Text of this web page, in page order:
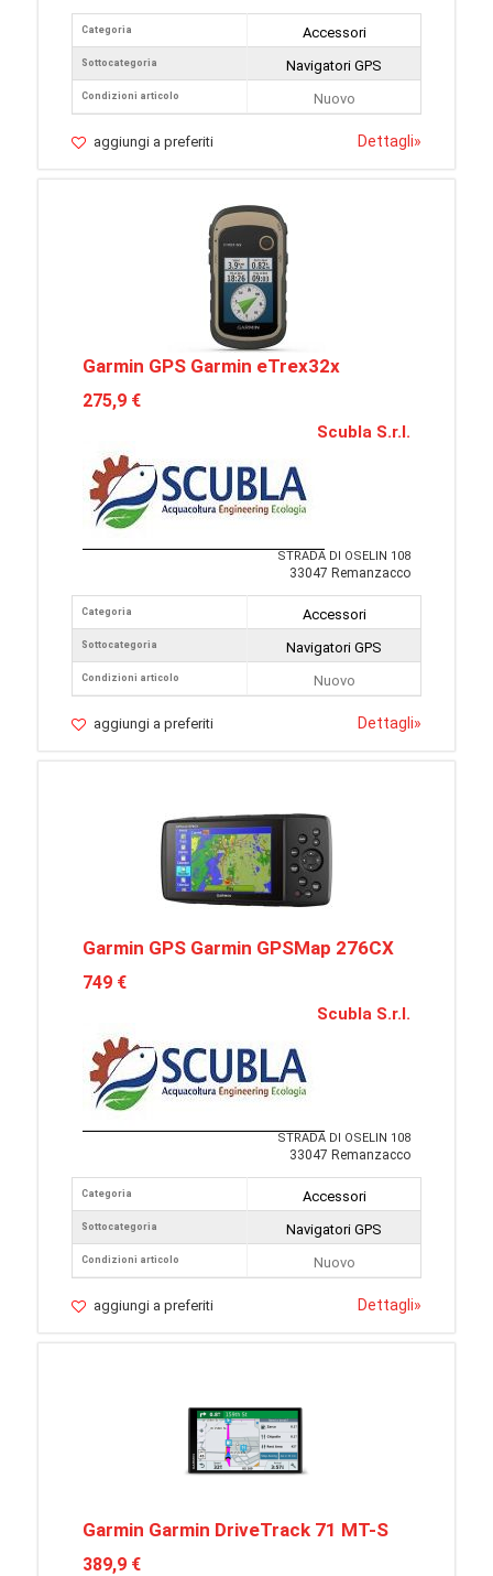
Categoria
Sottocategoria
Condizioni articolo
Accessori
Navigatori GPS
Nuovo
aggiungi a preferiti Dettagli»
Garmin GPS Garmin eTrex32x
275,9 €
Scubla S.r.l.
STRADA DI OSELIN 108
33047 Remanzacco
Categoria
Sottocategoria
Condizioni articolo
Accessori
Navigatori GPS
Nuovo
aggiungi a preferiti Dettagli»
Garmin GPS Garmin GPSMap 276CX
749 €
Scubla S.r.l.
STRADA DI OSELIN 108
33047 Remanzacco
Categoria
Sottocategoria
Condizioni articolo
Accessori
Navigatori GPS
Nuovo
aggiungi a preferiti Dettagli»
Garmin Garmin DriveTrack 71 MT-S
389,9 €